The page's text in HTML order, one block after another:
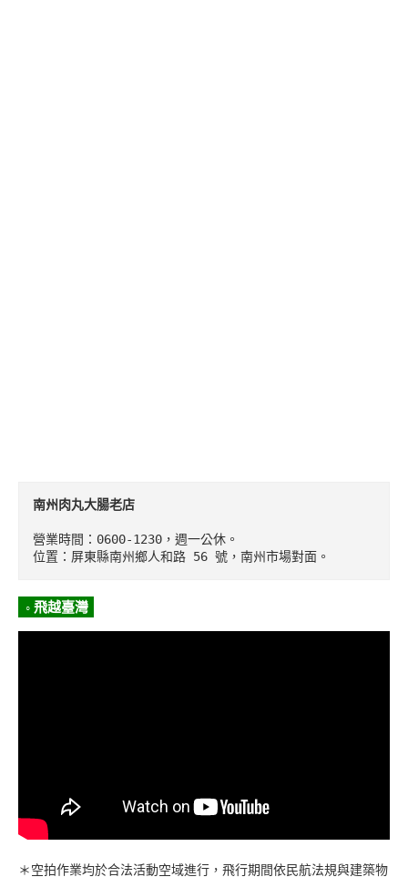
南州肉丸大腸老店
營業時間：0600-1230，週一公休。
位置：屏東縣南州鄉人和路 56 號，南州市場對面。
◦ 飛越臺灣
＊空拍作業均於合法活動空域進行，飛行期間依民航法規與建築物